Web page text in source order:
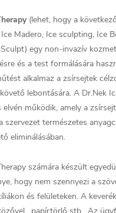
(lehet, hogy a
Madero, Ice sculpting, Ice
egy non-invazív
és a test formálására
alkalmaz a zsírsejtek
lebontására. A Dr.Nek
működik, amely a
szervezet természetes
eliminálásában.
számára készült
hogy nem szennyezi a
és felületeken. A